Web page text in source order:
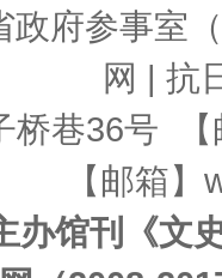
政府参事室
网 | 抗
桥巷36号
【邮箱
办馆刊《文